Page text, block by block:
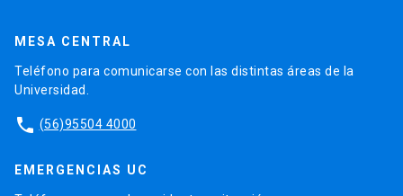
MESA CENTRAL
Teléfono para comunicarse con las distintas áreas de la
Universidad.
phone (56)95504 4000
EMERGENCIAS UC